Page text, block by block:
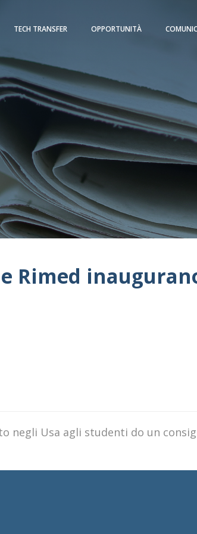
TECH TRANSFER OPPORTUNITÀ
Rimed
negli Usa agli studenti do un